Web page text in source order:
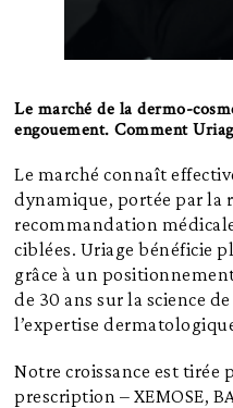
Le marché de la dermo-
engouement. Comment
Le marché connaît
dynamique, portée par la
recommandation
ciblées. Uriage bénéficie
grâce à un
de 30 ans sur la science
l’expertise
Notre croissance est tirée
prescription – XEMOSE,